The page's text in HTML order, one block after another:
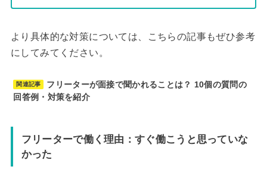
より具体的な対策については、こちらの記事もぜひ参考
にしてみてください。
関連記事
フリーターが面接で聞かれることは？ 10個の質問の
回答例・対策を紹介
フリーターで働く理由：すぐ働こうと思っていな
かった